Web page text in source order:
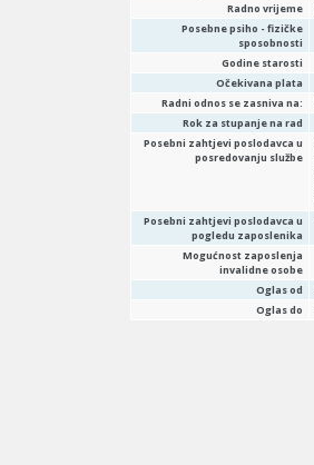
Radno vrijeme
Posebne psiho - fizičke
sposobnosti
Godine starosti
Očekivana plata
Radni odnos se zasniva na:
Rok za stupanje na rad
Posebni zahtjevi poslodavca u
posredovanju službe
Posebni zahtjevi poslodavca u
pogledu zaposlenika
Mogućnost zaposlenja
invalidne osobe
Oglas od
Oglas do